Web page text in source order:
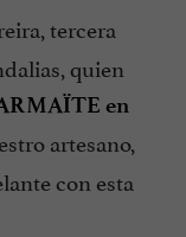
tercera
quien
en
artesano,
con esta